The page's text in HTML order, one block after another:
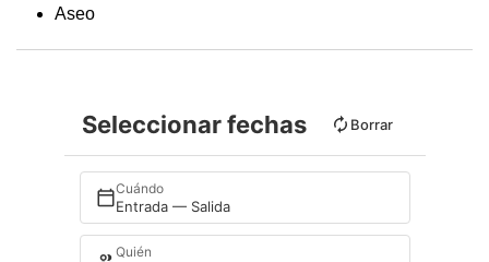
Aseo
Seleccionar fechas Borrar
Cuándo
Entrada — Salida
Quién